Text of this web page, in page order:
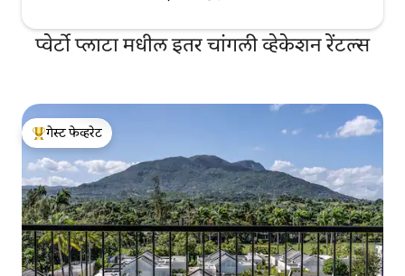
प्वेर्टो प्लाटा मधील इतर चांगली व्हेकेशन रेंटल्स
टॉप गेस्ट फेव्हरेट
गेस्ट फेव्हरेट